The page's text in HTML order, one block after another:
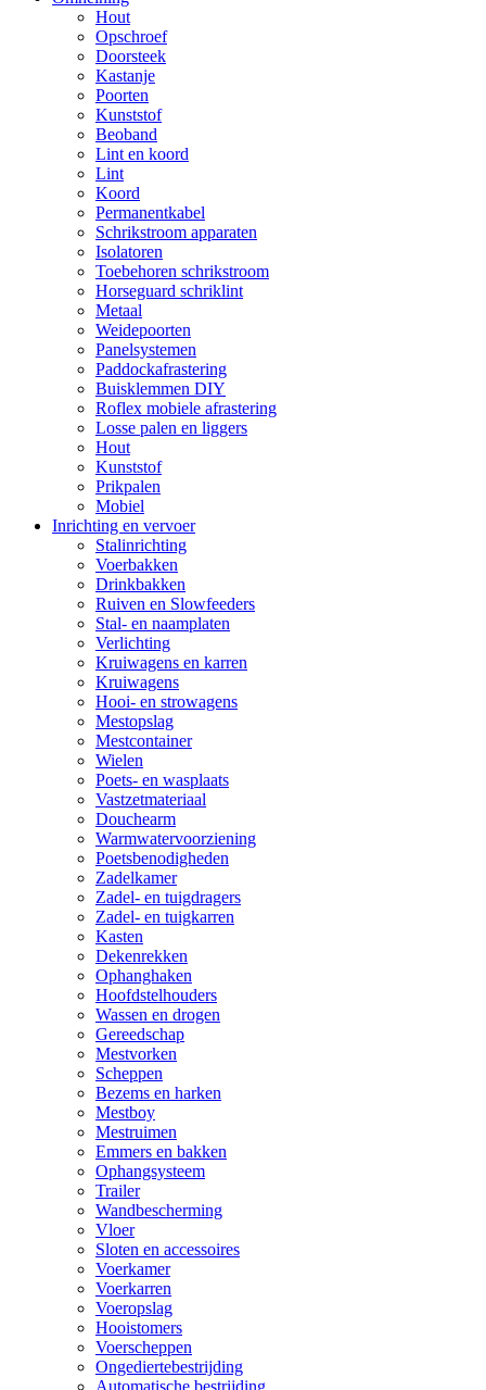
Hout
Opschroef
Doorsteek
Kastanje
Poorten
Kunststof
Beoband
Lint en koord
Lint
Koord
Permanentkabel
Schrikstroom apparaten
Isolatoren
Toebehoren schrikstroom
Horseguard schriklint
Metaal
Weidepoorten
Panelsystemen
Paddockafrastering
Buisklemmen DIY
Roflex mobiele afrastering
Losse palen en liggers
Hout
Kunststof
Prikpalen
Mobiel
Inrichting en vervoer
Stalinrichting
Voerbakken
Drinkbakken
Ruiven en Slowfeeders
Stal- en naamplaten
Verlichting
Kruiwagens en karren
Kruiwagens
Hooi- en strowagens
Mestopslag
Mestcontainer
Wielen
Poets- en wasplaats
Vastzetmateriaal
Douchearm
Warmwatervoorziening
Poetsbenodigheden
Zadelkamer
Zadel- en tuigdragers
Zadel- en tuigkarren
Kasten
Dekenrekken
Ophanghaken
Hoofdstelhouders
Wassen en drogen
Gereedschap
Mestvorken
Scheppen
Bezems en harken
Mestboy
Mestruimen
Emmers en bakken
Ophangsysteem
Trailer
Wandbescherming
Vloer
Sloten en accessoires
Voerkamer
Voerkarren
Voeropslag
Hooistomers
Voerscheppen
Ongediertebestrijding
Automatische bestrijding